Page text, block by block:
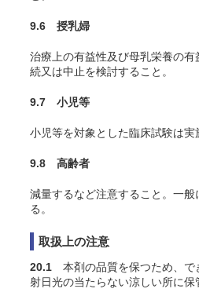
9.6 授乳婦
治療上の有益性及び母乳栄養の
続又は中止を検討すること。
9.7 小児等
小児等を対象とした臨床試験は実
9.8 高齢者
減量するなど注意すること。一
る。
取扱上の注意
20.1 本剤の品質を保つため、で
射日光の当たらない涼しい所に保